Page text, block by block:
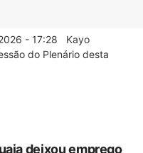
- 17:28 Kayo
do Plenário desta
deixou emprego